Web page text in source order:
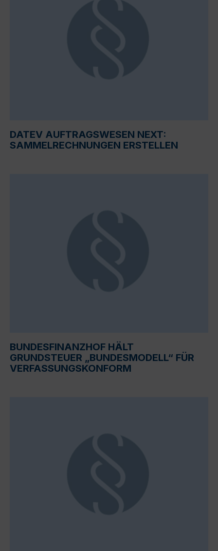
DATEV AUFTRAGSWESEN NEXT:
SAMMELRECHNUNGEN ERSTELLEN
BUNDESFINANZHOF HÄLT
GRUNDSTEUER „BUNDESMODELL“ FÜR
VERFASSUNGSKONFORM